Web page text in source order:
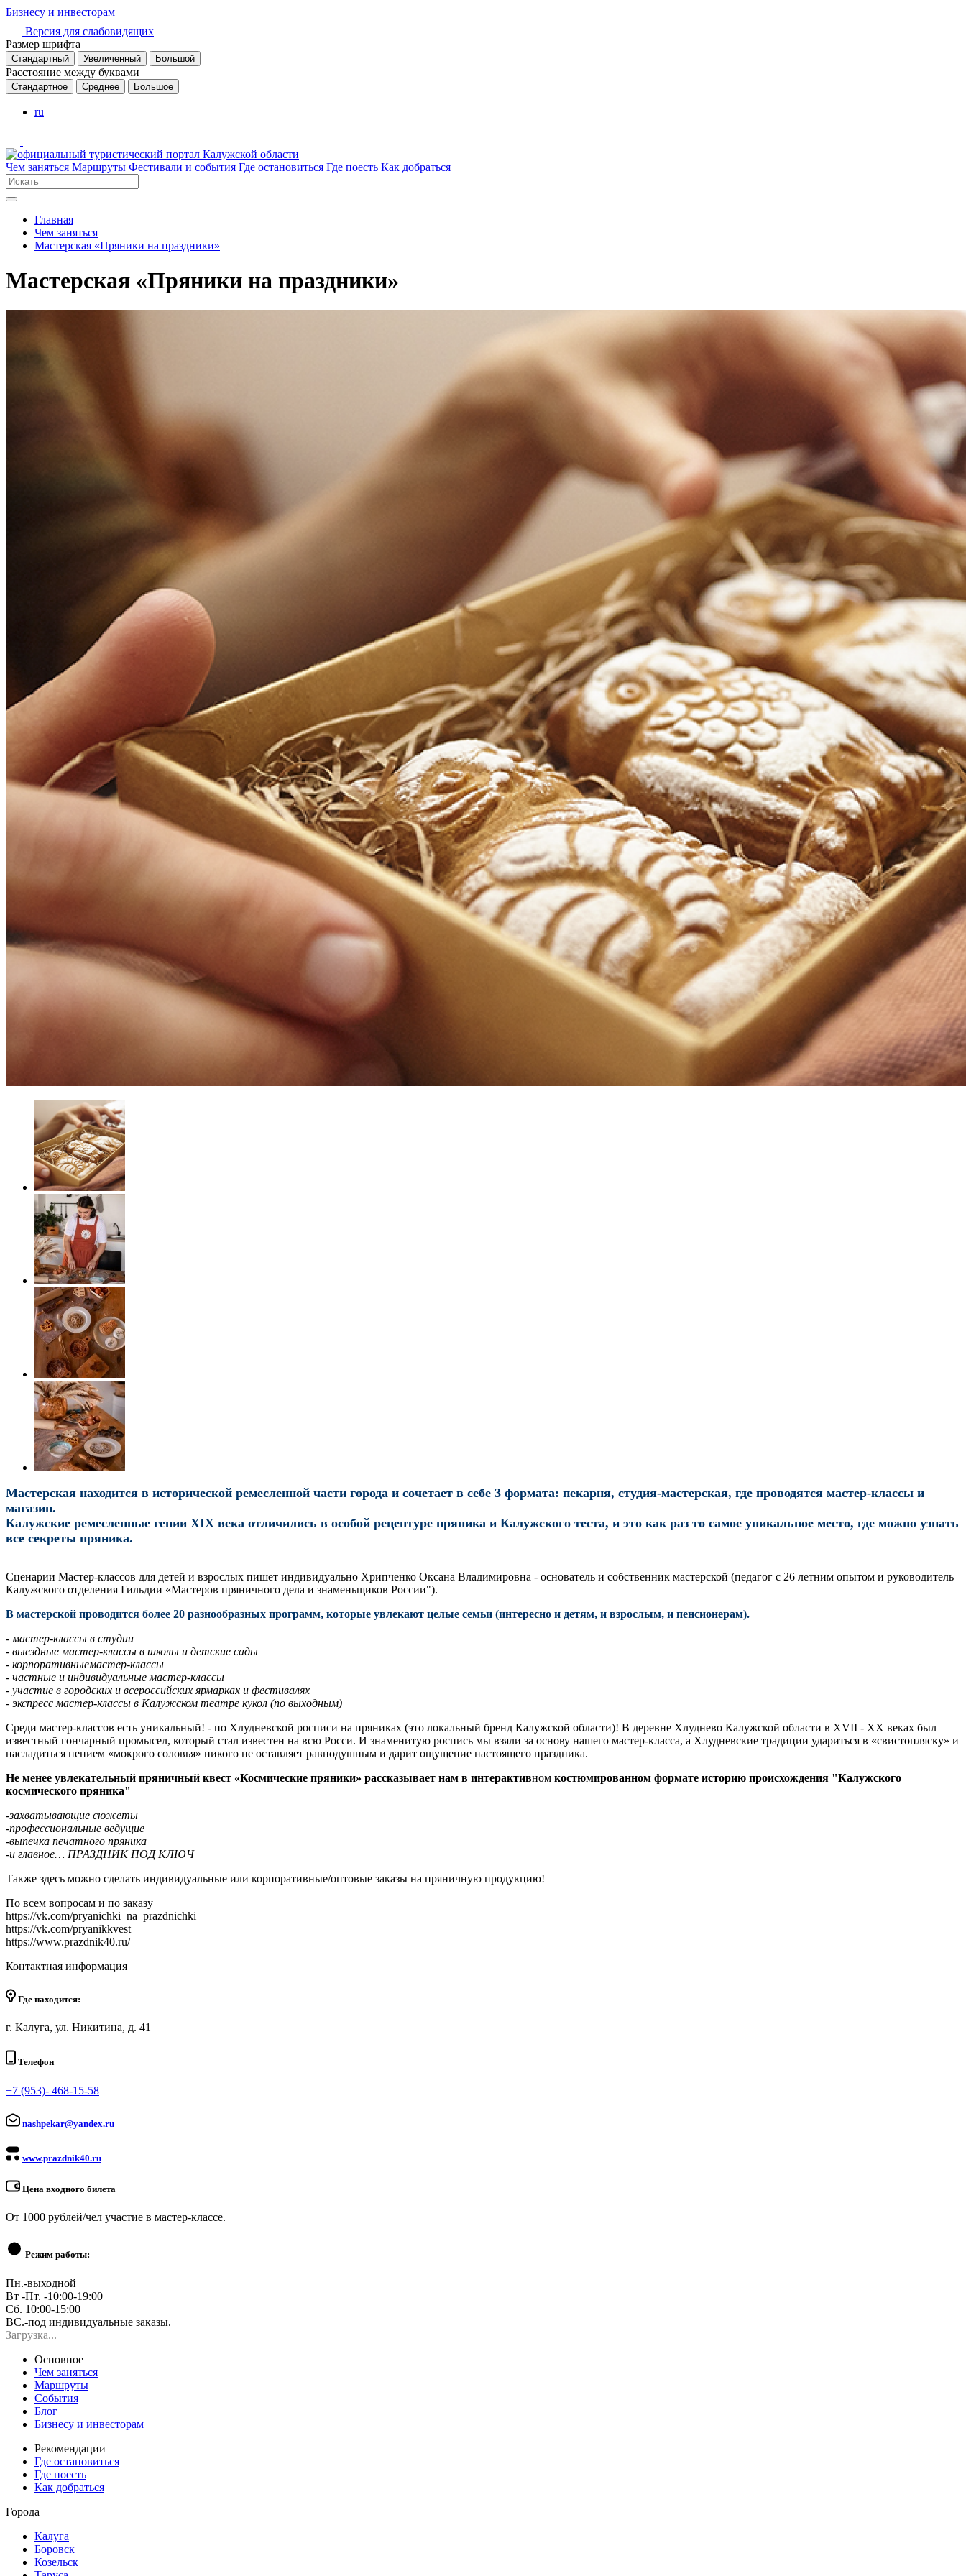
Бизнесу и инвесторам
Версия для слабовидящих
Размер шрифта
Стандартный Увеличенный Большой
Расстояние между буквами
Стандартное Среднее Большое
ru
Чем заняться Маршруты Фестивали и события Где остановиться Где поесть Как добраться
Главная
Чем заняться
Мастерская «Пряники на праздники»
Мастерская «Пряники на праздники»
Мастерская находится в исторической ремесленной части города и сочетает в себе 3 формата: пекарня, студия-мастерская, где проводятся мастер-классы и
магазин.
Калужские ремесленные гении XIX века отличились в особой рецептуре пряника и Калужского теста, и это как раз то самое уникальное место, где можно узнать
все секреты пряника.
Сценарии Мастер-классов для детей и взрослых пишет индивидуально Хрипченко Оксана Владимировна - основатель и собственник мастерской (педагог с 26 летним опытом и руководитель
Калужского отделения Гильдии «Мастеров пряничного дела и знаменьщиков России").
В мастерской проводится более 20 разнообразных программ, которые увлекают целые семьи (интересно и детям, и взрослым, и пенсионерам).
- мастер-классы в студии
- ⁠выездные мастер-классы в школы и детские сады
- ⁠корпоративныемастер-классы
- ⁠частные и индивидуальные мастер-классы
- ⁠участие в городских и всероссийских ярмарках и фестивалях
- ⁠экспресс мастер-классы в Калужском театре кукол (по выходным)
Среди мастер-классов есть уникальный! - по Хлудневской росписи на пряниках (это локальный бренд Калужской области)! В деревне Хлуднево Калужской области в XVII - XX веках был
известный гончарный промысел, который стал известен на всю Росси. И знаменитую роспись мы взяли за основу нашего мастер-класса, а Хлудневские традиции удариться в «свистопляску» и
насладиться пением «мокрого соловья» никого не оставляет равнодушным и дарит ощущение настоящего праздника.
Не менее увлекательный пряничный квест «Космические пряники» рассказывает нам в интерактивном костюмированном формате историю происхождения "Калужского
космического пряника"
-захватывающие сюжеты
-профессиональные ведущие
-выпечка печатного пряника
-и главное… ПРАЗДНИК ПОД КЛЮЧ
Также здесь можно сделать индивидуальные или корпоративные/оптовые заказы на пряничную продукцию!
По всем вопросам и по заказу
https://vk.com/pryanichki_na_prazdnichki
https://vk.com/pryanikkvest
https://www.prazdnik40.ru/
Контактная информация
Где находится:
г. Калуга, ул. Никитина, д. 41
Телефон
+7 (953)- 468-15-58
nashpekar@yandex.ru
www.prazdnik40.ru
Цена входного билета
От 1000 рублей/чел участие в мастер-классе.
Режим работы:
Пн.-выходной
Вт -Пт. -10:00-19:00
Сб. 10:00-15:00
ВС.-под индивидуальные заказы.
Загрузка...
Основное
Чем заняться
Маршруты
События
Блог
Бизнесу и инвесторам
Рекомендации
Где остановиться
Где поесть
Как добраться
Города
Калуга
Боровск
Козельск